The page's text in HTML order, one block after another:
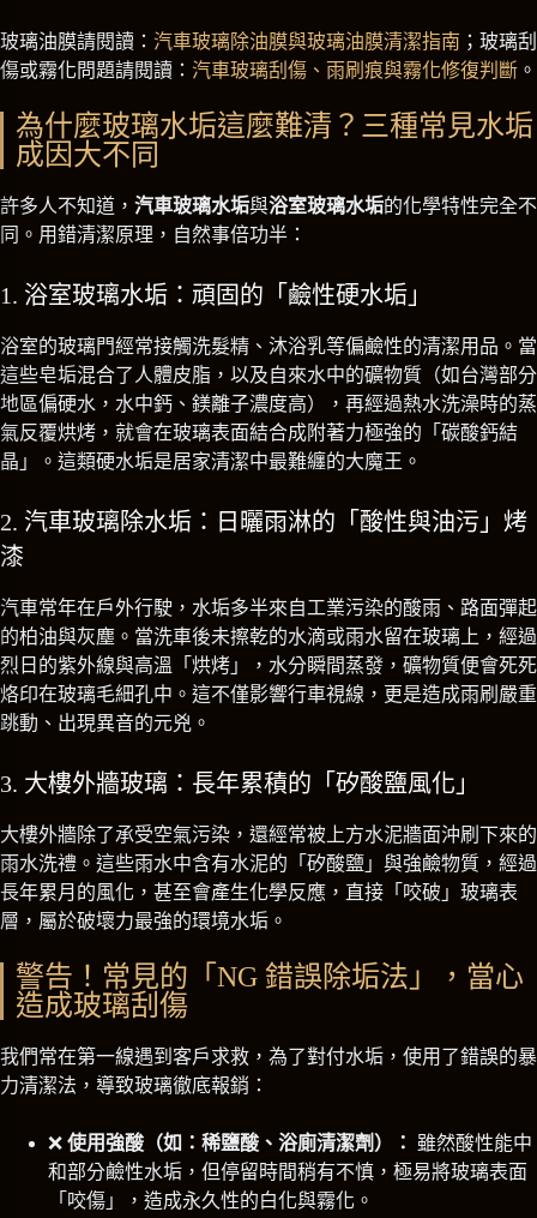
玻璃油膜請閱讀： 汽車玻璃除油膜與玻璃油膜清潔指南 ；玻璃刮
傷或霧化問題請閱讀： 汽車玻璃刮傷、雨刷痕與霧化修復判斷 。
為什麼玻璃水垢這麼難清？三種常見水垢
成因大不同
許多人不知道， 汽車玻璃水垢與浴室玻璃水垢的化學特性完全不
同。用錯清潔原理，自然事倍功半：
1. 浴室玻璃水垢：頑固的「鹼性硬水垢」
浴室的玻璃門經常接觸洗髮精、沐浴乳等偏鹼性的清潔用品。當
這些皂垢混合了人體皮脂，以及自來水中的礦物質（如台灣部分
地區偏硬水，水中鈣、鎂離子濃度高），再經過熱水洗澡時的蒸
氣反覆烘烤，就會在玻璃表面結合成附著力極強的「碳酸鈣結
晶」。這類硬水垢是居家清潔中最難纏的大魔王。
2. 汽車玻璃除水垢：日曬雨淋的「酸性與油污」烤
漆
汽車常年在戶外行駛，水垢多半來自工業污染的酸雨、路面彈起
的柏油與灰塵。當洗車後未擦乾的水滴或雨水留在玻璃上，經過
烈日的紫外線與高溫「烘烤」，水分瞬間蒸發，礦物質便會死死
烙印在玻璃毛細孔中。這不僅影響行車視線，更是造成雨刷嚴重
跳動、出現異音的元兇。
3. 大樓外牆玻璃：長年累積的「矽酸鹽風化」
大樓外牆除了承受空氣污染，還經常被上方水泥牆面沖刷下來的
雨水洗禮。這些雨水中含有水泥的「矽酸鹽」與強鹼物質，經過
長年累月的風化，甚至會產生化學反應，直接「咬破」玻璃表
層，屬於破壞力最強的環境水垢。
警告！常見的「NG 錯誤除垢法」，當心
造成玻璃刮傷
我們常在第一線遇到客戶求救，為了對付水垢，使用了錯誤的暴
力清潔法，導致玻璃徹底報銷：
❌ 使用強酸（如：稀鹽酸、浴廁清潔劑）：
雖然酸性能中
和部分鹼性水垢，但停留時間稍有不慎，極易將玻璃表面
「咬傷」，造成永久性的白化與霧化。